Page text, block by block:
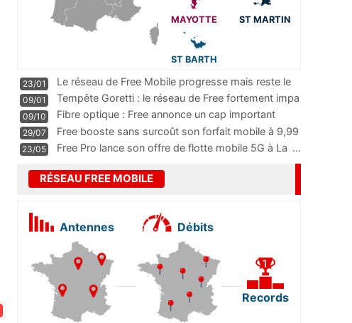
MAYOTTE ST MARTIN
ST BARTH
23/01
Le réseau de Free Mobile progresse mais reste le
m
...
09/01
Tempête Goretti : le réseau de Free fortement impa
09/10
Fibre optique : Free annonce un cap important
pass
...
29/07
Free booste sans surcoût son forfait mobile à 9,99
23/05 Free Pro lance son offre de flotte mobile 5G à La ...
RÉSEAU FREE MOBILE
Antennes Débits
Records